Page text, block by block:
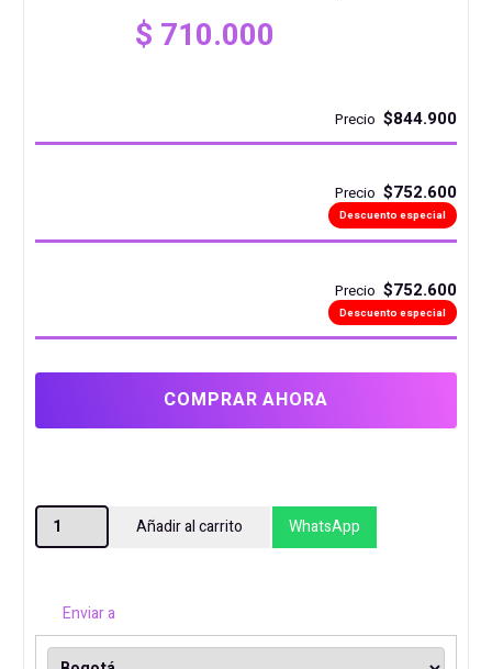
$ 710.000
Precio $844.900
Precio $752.600
Descuento especial
Precio $752.600
Descuento especial
COMPRAR AHORA
DISCO
SSD
P210
cantidad
Añadir al carrito WhatsApp
Enviar a